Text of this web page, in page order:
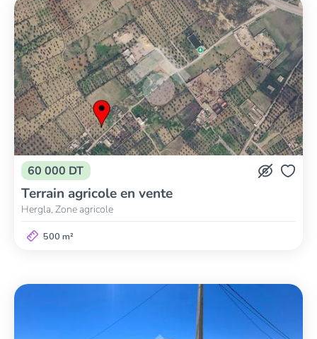
60 000 DT
Terrain agricole en vente
Hergla, Zone agricole
500 m²